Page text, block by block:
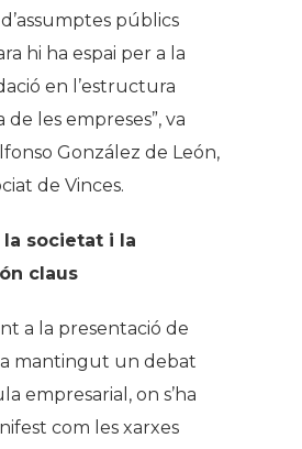
públics
hi ha espai per a la
en l’estructura
les empreses”, va
González de León,
de Vinces.
la societat i la
claus
a la presentació de
mantingut un debat
empresarial, on s’ha
com les xarxes